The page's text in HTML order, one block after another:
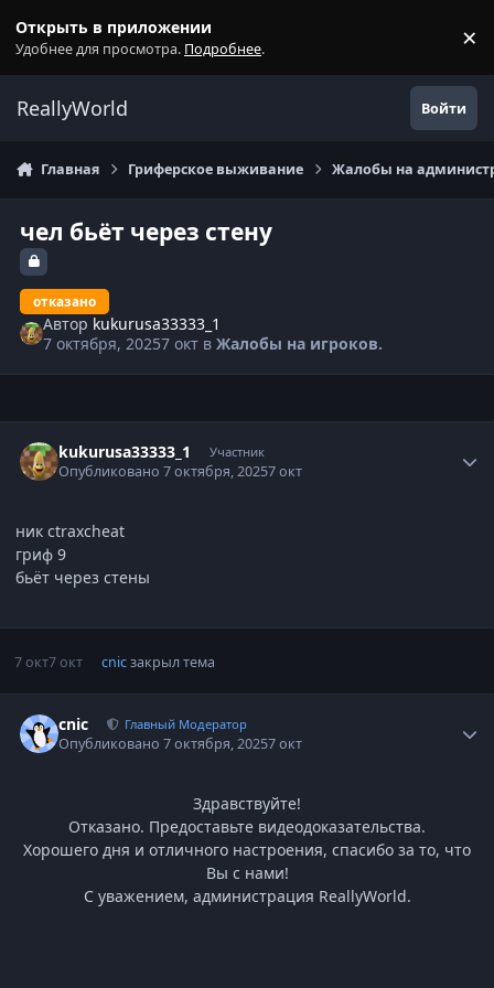
Открыть в приложении
Удобнее для просмотра. Подробнее. ×
ReallyWorld Войти
Главная Гриферское выживание Жалобы на
чел бьёт через стену
отказано
Автор kukurusa33333_1
7 октября, 20257 окт вЖалобы на игроков.
kukurusa33333_1 Участник
Опубликовано7 октября, 20257 окт
ник ctraxcheat
гриф 9
бьёт через стены
7 окт7 окт cnicзакрыл тема
cnic Главный Модератор
Опубликовано7 октября, 20257 окт
Здравствуйте!
Отказано. Предоставьте видеодоказательства.
Хорошего дня и отличного настроения, спасибо за то, что
Вы с нами!
С уважением, администрация ReallyWorld.